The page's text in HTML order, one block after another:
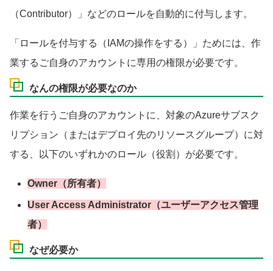
（Contributor）」などのロールを自動的に付与します。
「ロールを付与する（IAMの操作をする）」ためには、作
業するご自身のアカウントに専用の権限が必要です。
なんの権限が必要なのか
作業を行うご自身のアカウントに、対象のAzureサブスク
リプション（またはデプロイ先のリソースグループ）に対
する、以下のいずれかのロール（役割）が必要です。
Owner（所有者）
User Access Administrator（ユーザーアクセス管理
者）
なぜ必要か